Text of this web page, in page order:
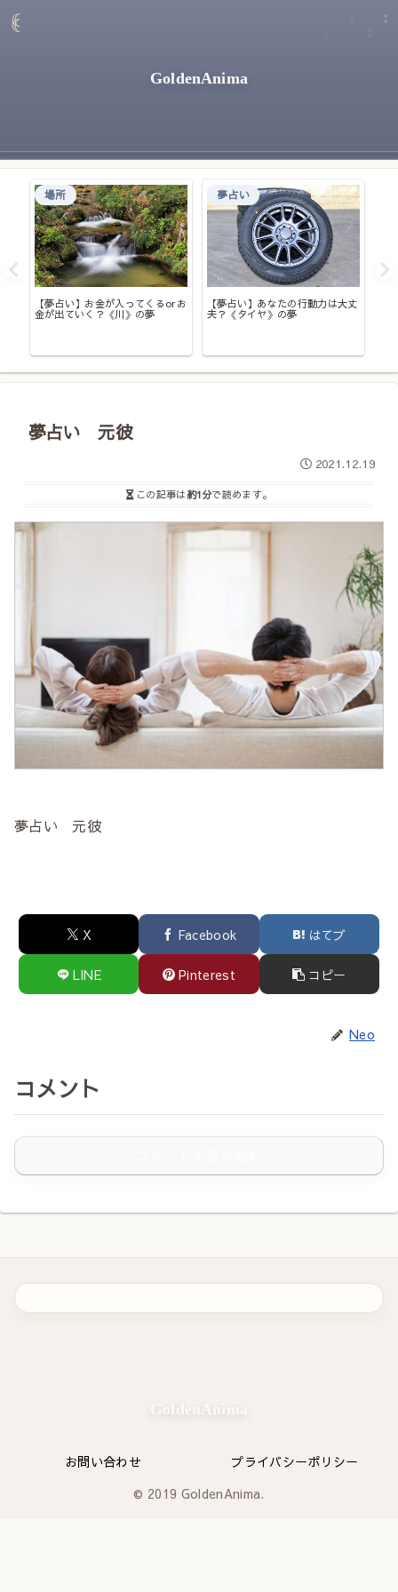
GoldenAnima
場所
【夢占い】お金が入ってくるorお
金が出ていく？《川》の夢
夢占い
【夢占い】あなたの行動力は大丈
夫？《タイヤ》の夢
夢占い 元彼
2021.12.19
この記事は約1分で読めます。
夢占い 元彼
X Facebook はてブ
LINE Pinterest コピー
Neo
コメント
お問い合わせ
プライバシーポリシー
© 2019 GoldenAnima.